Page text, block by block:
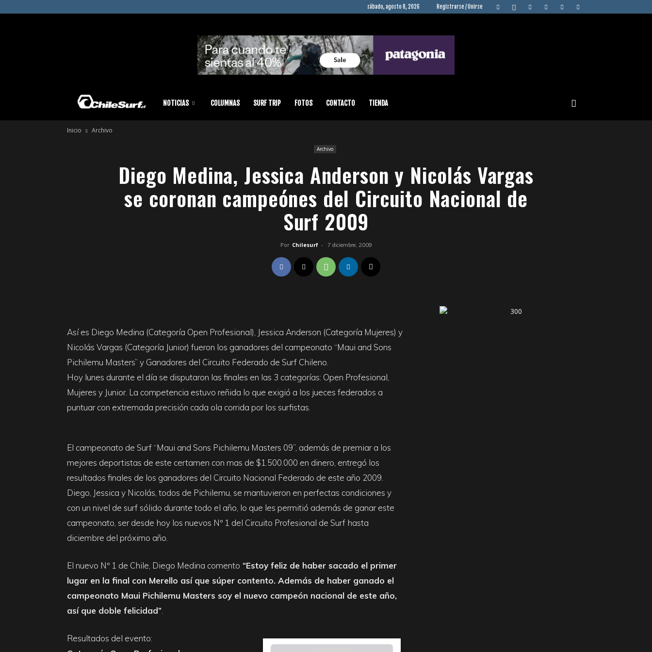
sábado, agosto 8, 2026 Registrarse / Unirse
Chilesurf
Surf
News
NOTICIAS COLUMNAS SURF TRIP FOTOS CONTACTO TIENDA
Inicio Archivo
Archivo
Diego Medina, Jessica Anderson y Nicolás Vargas
se coronan campeónes del Circuito Nacional de
Surf 2009
Por Chilesurf - 7 diciembre, 2009
Así es Diego Medina (Categoría Open Profesional), Jessica Anderson (Categoría Mujeres) y
Nicolás Vargas (Categoría Junior) fueron los ganadores del campeonato “Maui and Sons
Pichilemu Masters” y Ganadores del Circuito Federado de Surf Chileno.
Hoy lunes durante el día se disputaron las finales en las 3 categorías: Open Profesional,
Mujeres y Junior. La competencia estuvo reñida lo que exigió a los jueces federados a
puntuar con extremada precisión cada ola corrida por los surfistas.
El campeonato de Surf “Maui and Sons Pichilemu Masters 09”, además de premiar a los
mejores deportistas de este certamen con mas de $1.500.000 en dinero, entregó los
resultados finales de los ganadores del Circuito Nacional Federado de este año 2009.
Diego, Jessica y Nicolás, todos de Pichilemu, se mantuvieron en perfectas condiciones y
con un nivel de surf sólido durante todo el año, lo que les permitió además de ganar este
campeonato, ser desde hoy los nuevos Nº 1 del Circuito Profesional de Surf hasta
diciembre del próximo año.
El nuevo Nº 1 de Chile, Diego Medina comento “Estoy feliz de haber sacado el primer
lugar en la final con Merello así que súper contento. Además de haber ganado el
campeonato Maui Pichilemu Masters soy el nuevo campeón nacional de este año,
así que doble felicidad”
Resultados del evento: